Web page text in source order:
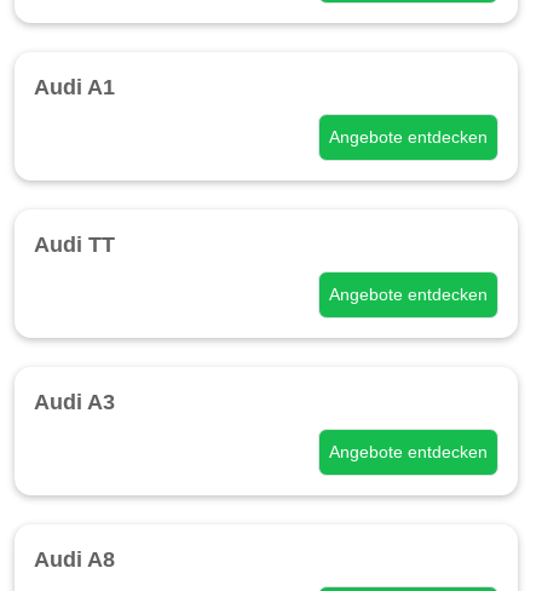
Audi A1
Angebote entdecken
Audi TT
Angebote entdecken
Audi A3
Angebote entdecken
Audi A8